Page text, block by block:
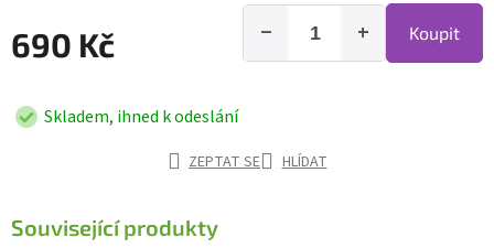
690 Kč +
− Koupit
Skladem, ihned k odeslání
ZEPTAT SE HLÍDAT
Související produkty